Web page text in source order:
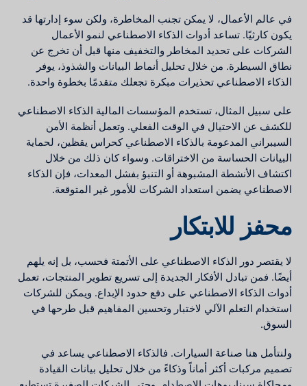
في عالم الأعمال، لا يمكن تجنب المخاطرة، ولكن سوء إدارتها قد
يكون كارثيًا. تساعد أدوات الذكاء الاصطناعي لنمو الأعمال
الشركات على تحديد المخاطر والتخفيف منها قبل أن تخرج عن
نطاق السيطرة. من خلال تحليل أنماط البيانات والشذوذ، يوفر
الذكاء الاصطناعي تحذيرات مبكرة تجعلك متقدمًا بخطوة واحدة.
على سبيل المثال، تستخدم المؤسسات المالية الذكاء الاصطناعي
للكشف عن الاحتيال في الوقت الفعلي. وتعمل أنظمة الأمن
السيبراني المدعومة بالذكاء الاصطناعي كحراس يقظين، لحماية
البيانات الحساسة من الاختراقات. وسواء كان ذلك من خلال
اكتشاف الأنشطة المشبوهة أو التنبؤ بفشل المعدات، فإن الذكاء
الاصطناعي يضمن استعداد الشركات للأمور غير المتوقعة.
محفز للابتكار
لا يقتصر دور الذكاء الاصطناعي على الأتمتة فحسب، بل إنه يلهم
أيضًا. فمن تبادل الأفكار الجديدة إلى تسريع تطوير المنتجات، تعمل
أدوات الذكاء الاصطناعي على دفع حدود الإبداع. ويمكن للشركات
استخدام التعلم الآلي لاختبار وتحسين المفاهيم قبل طرحها في
السوق.
ولنتأمل هنا صناعة السيارات. فالذكاء الاصطناعي يساعد في
تصميم مركبات أكثر أماناً وذكاءً من خلال تحليل بيانات القيادة